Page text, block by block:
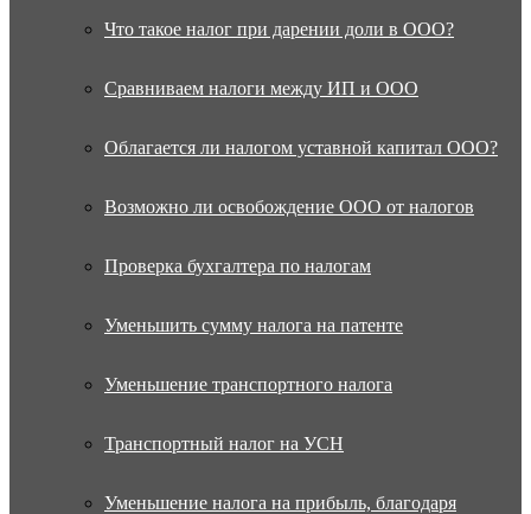
Что такое налог при дарении доли в ООО?
Сравниваем налоги между ИП и ООО
Облагается ли налогом уставной капитал ООО?
Возможно ли освобождение ООО от налогов
Проверка бухгалтера по налогам
Уменьшить сумму налога на патенте
Уменьшение транспортного налога
Транспортный налог на УСН
Уменьшение налога на прибыль, благодаря